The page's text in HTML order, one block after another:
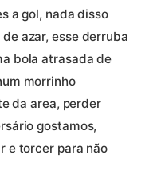
a gol, nada disso
azar, esse derruba
bola atrasada de
morrinho
da area, perder
gostamos,
e torcer para não